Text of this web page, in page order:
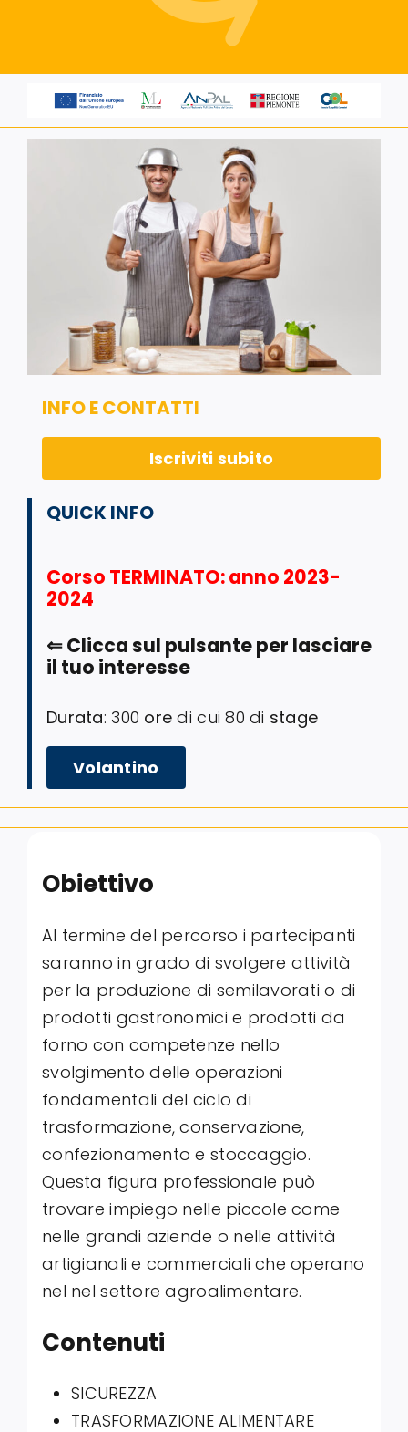
Richiedi informazioni
INFO E CONTATTI
Iscriviti subito
QUICK INFO
Corso TERMINATO: anno 2023-
2024
⇐Clicca sul pulsante per lasciare
il tuo interesse
Durata: 300 ore di cui 80 di stage
Volantino
Obiettivo
Al termine del percorso i partecipanti
saranno in grado di svolgere attività
per la produzione di semilavorati o di
prodotti gastronomici e prodotti da
forno con competenze nello
svolgimento delle operazioni
fondamentali del ciclo di
trasformazione, conservazione,
confezionamento e stoccaggio.
Questa figura professionale può
trovare impiego nelle piccole come
nelle grandi aziende o nelle attività
artigianali e commerciali che operano
nel nel settore agroalimentare.
Contenuti
SICUREZZA
TRASFORMAZIONE ALIMENTARE